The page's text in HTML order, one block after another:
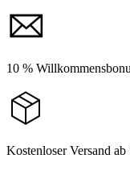
10 %
Kostenloser Versand ab